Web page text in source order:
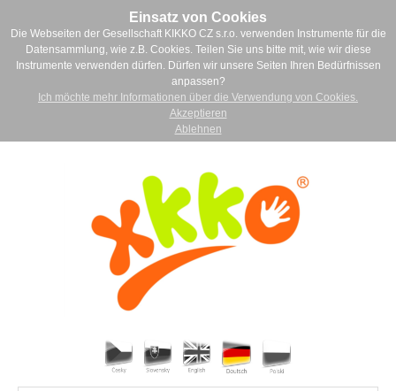
Einsatz von Cookies
Die Webseiten der Gesellschaft KIKKO CZ s.r.o. verwenden Instrumente für die
Datensammlung, wie z.B. Cookies. Teilen Sie uns bitte mit, wie wir diese
Instrumente verwenden dürfen. Dürfen wir unsere Seiten Ihren Bedürfnissen
anpassen?
Ich möchte mehr Informationen über die Verwendung von Cookies.
Akzeptieren
Ablehnen